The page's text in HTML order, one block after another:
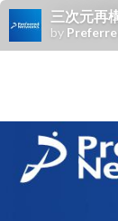
三次元再
by